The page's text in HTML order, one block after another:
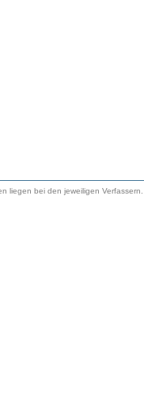
liegen bei den jeweiligen